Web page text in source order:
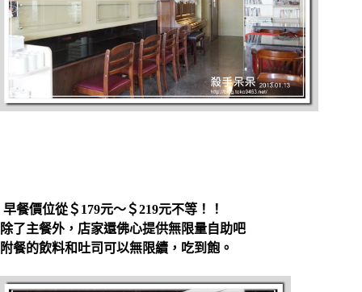
早餐價位從＄179元～＄219元不等！！
除了主餐外，店家還佛心提供無限量自助吧
附餐的飲料和吐司可以無限續，吃到飽。